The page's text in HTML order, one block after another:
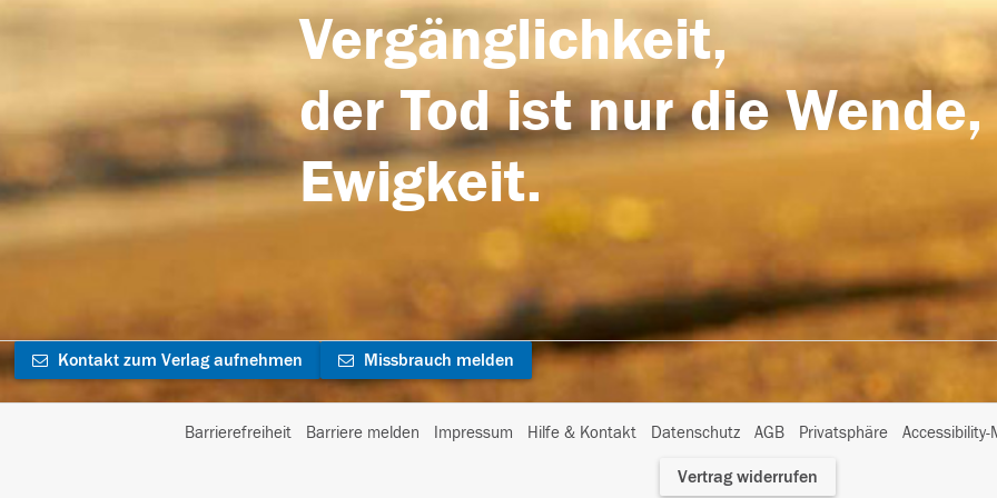
Vergänglichkeit,
der Tod ist nur die
Ewigkeit.
Kontakt zum Verlag aufnehmen Missbrauch melden
Barrierefreiheit Barriere melden Impressum Hilfe & Kontakt Datenschutz AGB Privatsphäre
I
Vertrag widerrufen